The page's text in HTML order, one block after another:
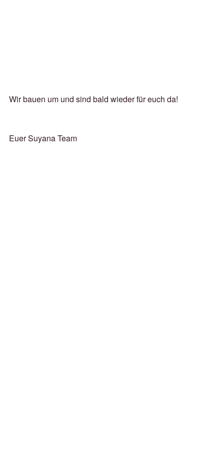
Wir bauen um und sind bald wieder für euch da!
Euer Suyana Team